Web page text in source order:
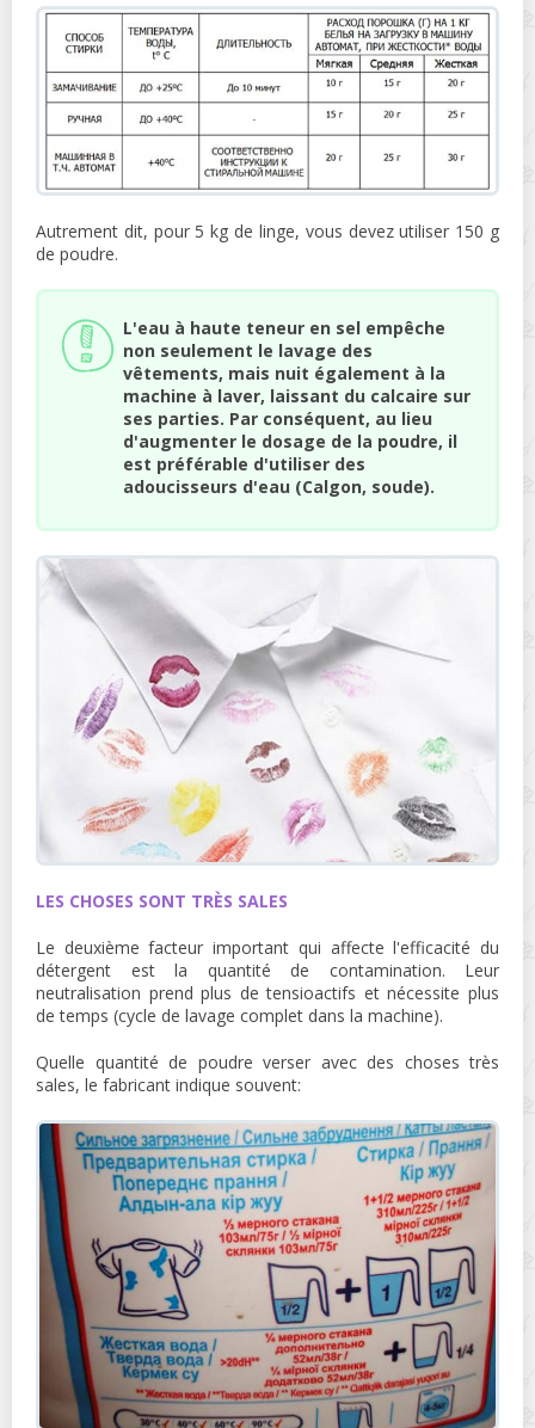
Autrement dit, pour 5 kg de linge, vous devez utiliser 150 g
de poudre.
L'eau à haute teneur en sel empêche
non seulement le lavage des
vêtements, mais nuit également à la
machine à laver, laissant du calcaire sur
ses parties. Par conséquent, au lieu
d'augmenter le dosage de la poudre, il
est préférable d'utiliser des
adoucisseurs d'eau (Calgon, soude).
LES CHOSES SONT TRÈS SALES
Le deuxième facteur important qui affecte l'efficacité du
détergent est la quantité de contamination. Leur
neutralisation prend plus de tensioactifs et nécessite plus
de temps (cycle de lavage complet dans la machine).
Quelle quantité de poudre verser avec des choses très
sales, le fabricant indique souvent: